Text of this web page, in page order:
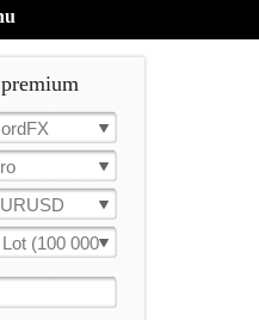
(100 000 Unit )